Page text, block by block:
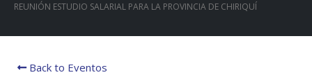
REUNIÓN ESTUDIO SALARIAL PARA LA PROVINCIA DE CHIRIQUÍ
Back to Eventos